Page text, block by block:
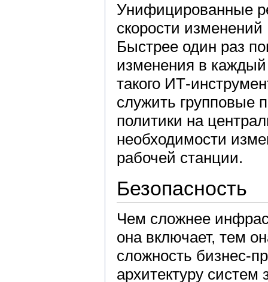
Унифицированные
скорости
Быстрее один раз
изменения в
такого ИТ-
служить групповые
политики на
необходимости
рабочей станции.
Безопасность
Чем сложнее
она включает, тем
сложность бизнес-
архитектуру